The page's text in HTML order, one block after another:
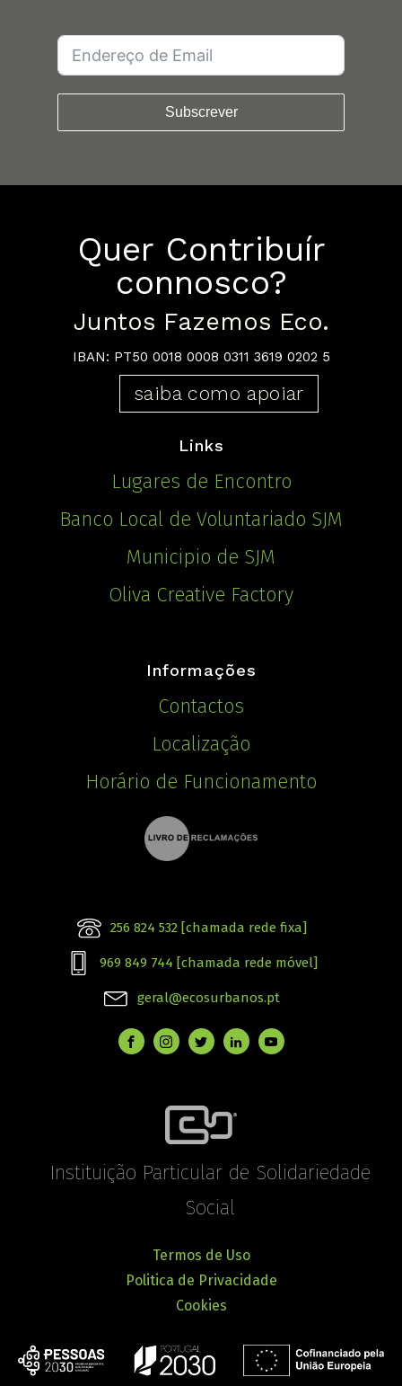
Subscrever
Quer Contribuír
connosco?
Juntos Fazemos Eco.
IBAN: PT50 0018 0008 0311 3619 0202 5
saiba como apoiar
Links
Lugares de Encontro
Banco Local de Voluntariado SJM
Municipio de SJM
Oliva Creative Factory
Informações
Contactos
Localização
Horário de Funcionamento
256 824 532 [chamada rede fixa]
969 849 744 [chamada rede móvel]
geral@ecosurbanos.pt
Instituição Particular de Solidariedade
Social
Termos de Uso
Politica de Privacidade
Cookies